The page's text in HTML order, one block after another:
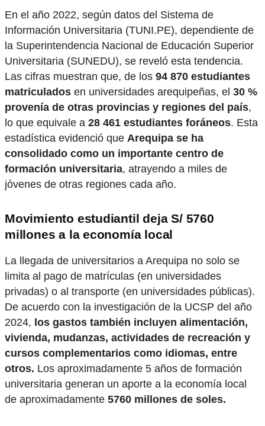
En el año 2022, según datos del Sistema de
Información Universitaria (TUNI.PE), dependiente de
la Superintendencia Nacional de Educación Superior
Universitaria (SUNEDU), se reveló esta tendencia.
Las cifras muestran que, de los 94 870 estudiantes
matriculados en universidades arequipeñas, el 30 %
provenía de otras provincias y regiones del país,
lo que equivale a 28 461 estudiantes foráneos. Esta
estadística evidenció que Arequipa se ha
consolidado como un importante centro de
formación universitaria, atrayendo a miles de
jóvenes de otras regiones cada año.
Movimiento estudiantil deja S/ 5760
millones a la economía local
La llegada de universitarios a Arequipa no solo se
limita al pago de matrículas (en universidades
privadas) o al transporte (en universidades públicas).
De acuerdo con la investigación de la UCSP del año
2024, los gastos también incluyen alimentación,
vivienda, mudanzas, actividades de recreación y
cursos complementarios como idiomas, entre
otros. Los aproximadamente 5 años de formación
universitaria generan un aporte a la economía local
de aproximadamente 5760 millones de soles.